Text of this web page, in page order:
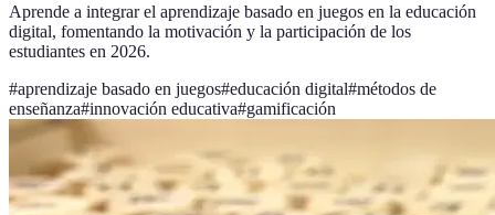
Aprende a integrar el aprendizaje basado en juegos en la educación
digital, fomentando la motivación y la participación de los
estudiantes en 2026.
#aprendizaje basado en juegos#educación digital#métodos de
enseñanza#innovación educativa#gamificación